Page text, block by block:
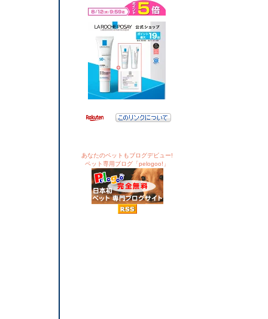
あなたのペットもブログデビュー!
ペット専用ブログ「pelogoo!」